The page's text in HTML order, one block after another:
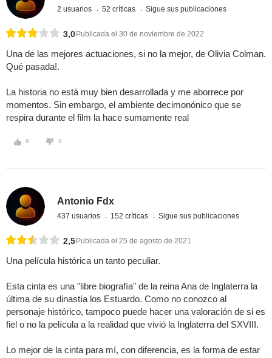
2 usuarios 52 críticas Sigue sus publicaciones
3,0 Publicada el 30 de noviembre de 2022
Una de las mejores actuaciones, si no la mejor, de Olivia Colman.
Qué pasada!.
La historia no está muy bien desarrollada y me aborrece por
momentos. Sin embargo, el ambiente decimonónico que se
respira durante el film la hace sumamente real
0 0
Antonio Fdx
437 usuarios 152 críticas Sigue sus publicaciones
2,5 Publicada el 25 de agosto de 2021
Una película histórica un tanto peculiar.
Esta cinta es una "libre biografía" de la reina Ana de Inglaterra la
última de su dinastía los Estuardo. Como no conozco al
personaje histórico, tampoco puede hacer una valoración de si es
fiel o no la película a la realidad que vivió la Inglaterra del SXVIII.
Lo mejor de la cinta para mí, con diferencia, es la forma de estar